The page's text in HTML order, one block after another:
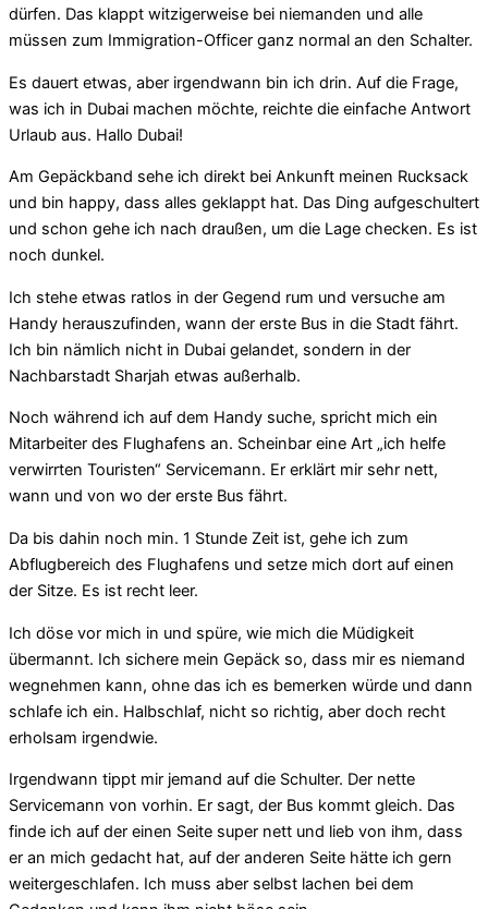
dürfen. Das klappt witzigerweise bei niemanden und alle
müssen zum Immigration-Officer ganz normal an den Schalter.
Es dauert etwas, aber irgendwann bin ich drin. Auf die Frage,
was ich in Dubai machen möchte, reichte die einfache Antwort
Urlaub aus. Hallo Dubai!
Am Gepäckband sehe ich direkt bei Ankunft meinen Rucksack
und bin happy, dass alles geklappt hat. Das Ding aufgeschultert
und schon gehe ich nach draußen, um die Lage checken. Es ist
noch dunkel.
Ich stehe etwas ratlos in der Gegend rum und versuche am
Handy herauszufinden, wann der erste Bus in die Stadt fährt.
Ich bin nämlich nicht in Dubai gelandet, sondern in der
Nachbarstadt Sharjah etwas außerhalb.
Noch während ich auf dem Handy suche, spricht mich ein
Mitarbeiter des Flughafens an. Scheinbar eine Art „ich helfe
verwirrten Touristen“ Servicemann. Er erklärt mir sehr nett,
wann und von wo der erste Bus fährt.
Da bis dahin noch min. 1 Stunde Zeit ist, gehe ich zum
Abflugbereich des Flughafens und setze mich dort auf einen
der Sitze. Es ist recht leer.
Ich döse vor mich in und spüre, wie mich die Müdigkeit
übermannt. Ich sichere mein Gepäck so, dass mir es niemand
wegnehmen kann, ohne das ich es bemerken würde und dann
schlafe ich ein. Halbschlaf, nicht so richtig, aber doch recht
erholsam irgendwie.
Irgendwann tippt mir jemand auf die Schulter. Der nette
Servicemann von vorhin. Er sagt, der Bus kommt gleich. Das
finde ich auf der einen Seite super nett und lieb von ihm, dass
er an mich gedacht hat, auf der anderen Seite hätte ich gern
weitergeschlafen. Ich muss aber selbst lachen bei dem